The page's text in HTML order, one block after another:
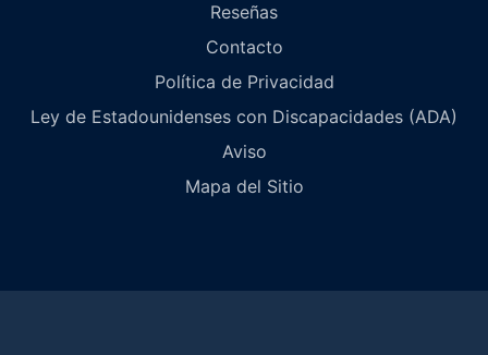
Reseñas
Contacto
Política de Privacidad
Ley de Estadounidenses con Discapacidades (ADA)
Aviso
Mapa del Sitio